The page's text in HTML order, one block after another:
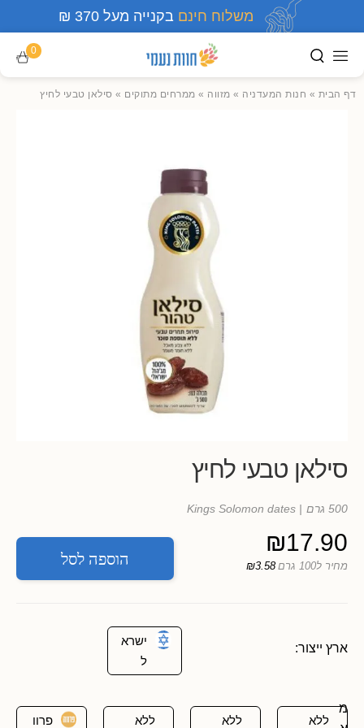
משלוח חינם בקנייה מעל 370 ₪
0
דף הבית » חנות המעדניה » מזווה » ממרחים מתוקים » סילאן טבעי לחיץ
סילאן טבעי לחיץ
500 גרם | Kings Solomon dates
₪17.90
מחיר ל100 גרם ₪3.58 הוספה לסל
ארץ ייצור:
ישרא
ל
מ
ללא
ללא
ללא
פרוו